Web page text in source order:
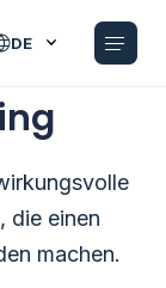
DE
die einen
machen.